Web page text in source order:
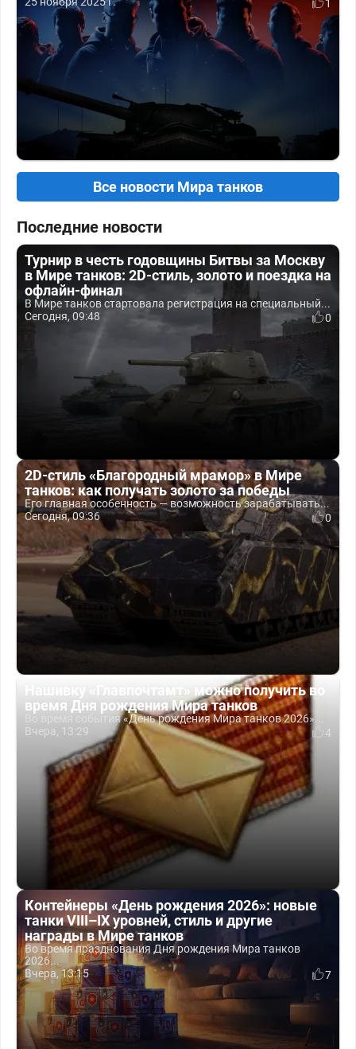
1
Все новости Мира танков
Последние новости
Турнир в честь годовщины Битвы за Москву
в Мире танков: 2D-стиль, золото и поездка на
офлайн-финал
В Мире танков стартовала регистрация на специальный...
Сегодня, 09:48
0
2D-стиль «Благородный мрамор» в Мире
танков: как получать золото за победы
Его главная особенность — возможность зарабатывать...
Сегодня, 09:36
0
Нашивку «Главпочтамт» можно получить во
время Дня рождения Мира танков
Во время события «День рождения Мира танков 2026»...
Вчера, 13:29
4
Контейнеры «День рождения 2026»: новые
танки VIII–IX уровней, стиль и другие
награды в Мире танков
Во время празднования Дня рождения Мира танков
2026...
Вчера, 13:15
7